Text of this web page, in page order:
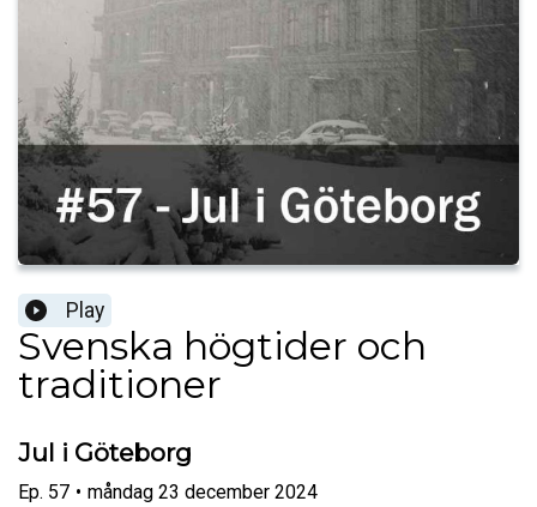
Play
Svenska högtider och
traditioner
Jul i Göteborg
Ep. 57 • måndag 23 december 2024